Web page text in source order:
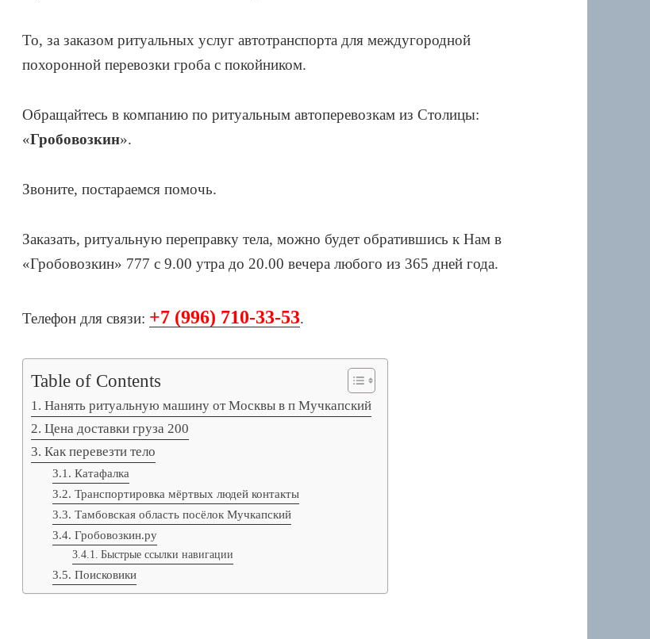
То, за заказом ритуальных услуг автотранспорта для междугородной
похоронной перевозки гроба с покойником.
Обращайтесь в компанию по ритуальным автоперевозкам из Столицы:
«Гробовозкин».
Звоните, постараемся помочь.
Заказать, ритуальную переправку тела, можно будет обратившись к Нам в
«Гробовозкин» 777 с 9.00 утра до 20.00 вечера любого из 365 дней года.
Телефон для связи: +7 (996) 710-33-53.
Table of Contents
Нанять ритуальную машину от Москвы в п Мучкапский
Цена доставки груза 200
Как перевезти тело
Катафалка
Транспортировка мёртвых людей контакты
Тамбовская область посёлок Мучкапский
Гробовозкин.ру
Быстрые ссылки навигации
Поисковики